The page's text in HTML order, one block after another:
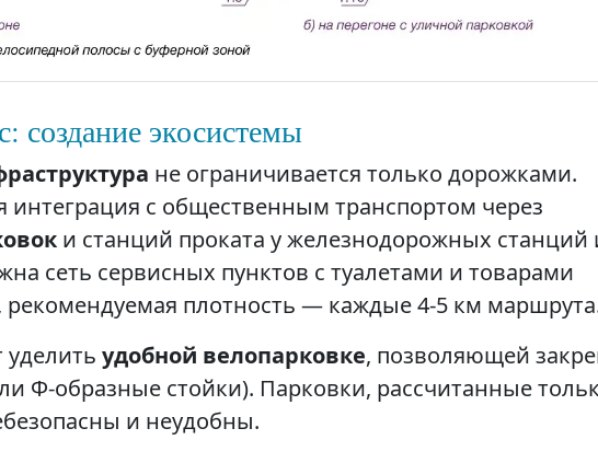
создание экосистемы
не ограничивается только дорожками.
интеграция с общественным транспортом через
и станций проката у железнодорожных станций
сеть сервисных пунктов с туалетами и товарами
плотность — каждые 4-5 км
удобной велопарковке, позволяющей
Ф-образные стойки). Парковки, рассчитанные
и неудобны.